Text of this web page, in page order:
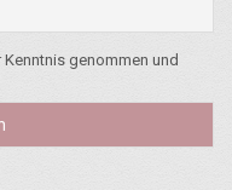
genommen und